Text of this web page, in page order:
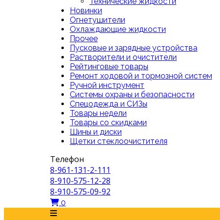
Новинки
Огнетушители
Охлаждающие жидкости
Прочее
Пусковые и зарядные устройства
Растворители и очистители
Рейтинговые товары
Ремонт ходовой и тормозной систем
Ручной инструмент
Системы охраны и безопасности
Спецодежда и СИЗы
Товары недели
Товары со скидками
Шины и диски
Щетки стеклоочистителя
Телефон
8-961-131-2-111
8-910-575-12-28
8-910-575-09-92
0